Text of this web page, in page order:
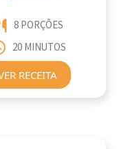
8 PORÇÕES
20 MINUTOS
RECEITA